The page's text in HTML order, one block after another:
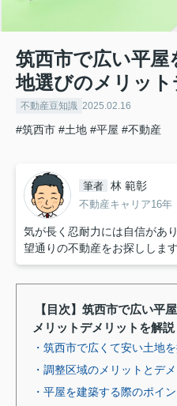
筑西市で広い平
地選びのメリッ
不動産豆知識 2025.02.16
#筑西市 #土地 #平屋 #不動産
筆者 林 範彰
不動産キャリア16年
気が長く忍耐力には自信があ
望通りの不動産をお探しします
【目次】筑西市で広い平
メリットデメリットを解説
・筑西市で広くて安い土地
・調整区域のメリットとデ
・平屋を建築する際のポイン